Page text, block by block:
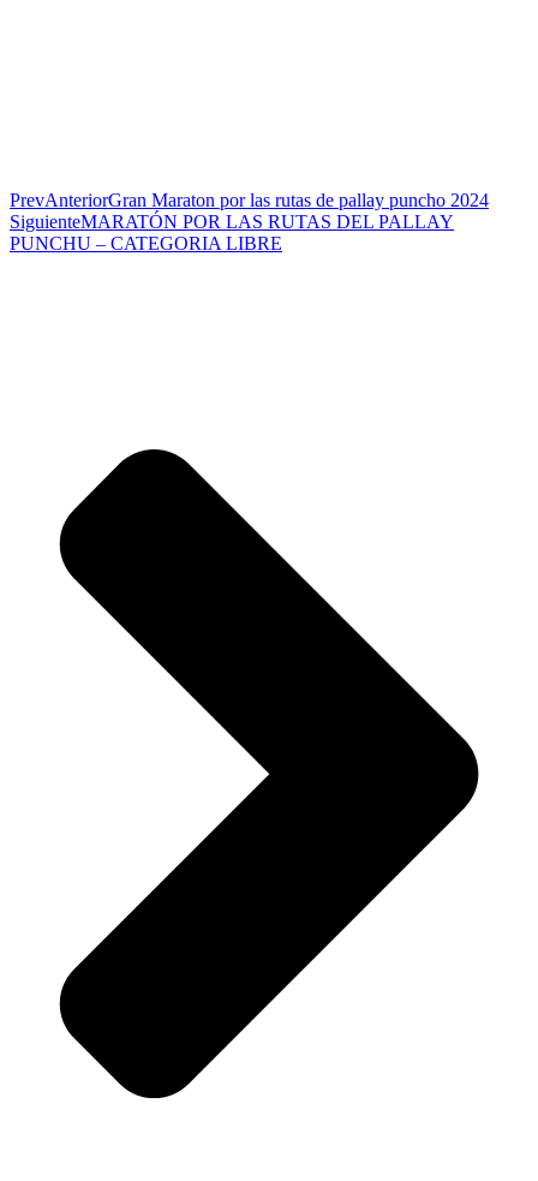
PrevAnteriorGran Maraton por las rutas de pallay puncho 2024
SiguienteMARATÓN POR LAS RUTAS DEL PALLAY
PUNCHU – CATEGORIA LIBRE